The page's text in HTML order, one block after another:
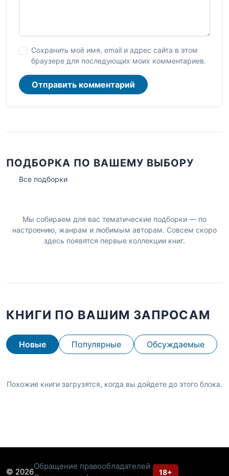
Сохранить моё имя, email и адрес сайта в этом
браузере для последующих моих комментариев.
Отправить комментарий
ПОДБОРКА ПО ВАШЕМУ ВЫБОРУ
Все подборки
Мы собираем для вас тематические подборки — по
настроению, жанрам и любимым авторам. Совсем скоро
здесь появятся первые коллекции книг.
КНИГИ ПО ВАШИМ ЗАПРОСАМ
Новые Популярные Обсуждаемые
Похожие книги загрузятся, когда вы дойдете до этого блока.
© 2026
Обращение правообладателей
18+